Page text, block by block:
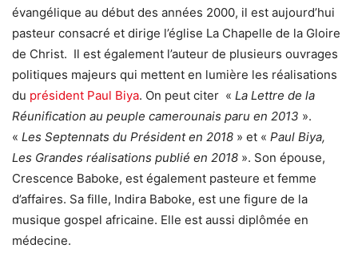
évangélique au début des années 2000, il est aujourd’hui
pasteur consacré et dirige l’église La Chapelle de la Gloire
de Christ. Il est également l’auteur de plusieurs ouvrages
politiques majeurs qui mettent en lumière les réalisations
du président Paul Biya. On peut citer « La Lettre de la
Réunification au peuple camerounais paru en 2013 ».
« Les Septennats du Président en 2018 » et « Paul Biya,
Les Grandes réalisations publié en 2018 ». Son épouse,
Crescence Baboke, est également pasteure et femme
d’affaires. Sa fille, Indira Baboke, est une figure de la
musique gospel africaine. Elle est aussi diplômée en
médecine.